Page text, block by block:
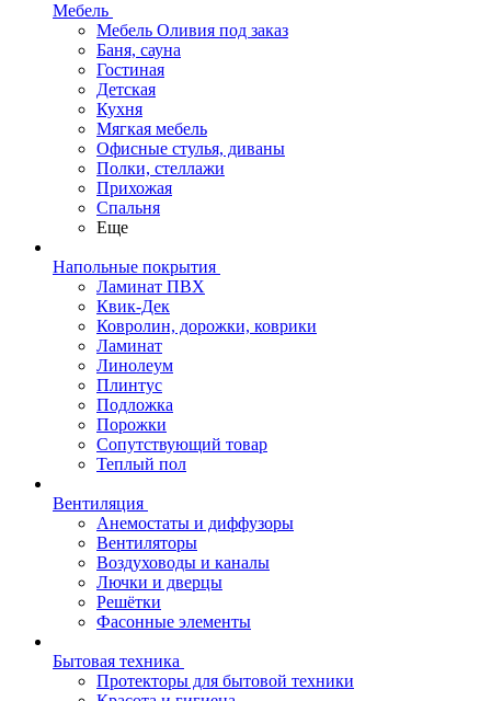
Мебель
Мебель Оливия под заказ
Баня, сауна
Гостиная
Детская
Кухня
Мягкая мебель
Офисные стулья, диваны
Полки, стеллажи
Прихожая
Спальня
Еще
Напольные покрытия
Ламинат ПВХ
Квик-Дек
Ковролин, дорожки, коврики
Ламинат
Линолеум
Плинтус
Подложка
Порожки
Сопутствующий товар
Теплый пол
Вентиляция
Анемостаты и диффузоры
Вентиляторы
Воздуховоды и каналы
Лючки и дверцы
Решётки
Фасонные элементы
Бытовая техника
Протекторы для бытовой техники